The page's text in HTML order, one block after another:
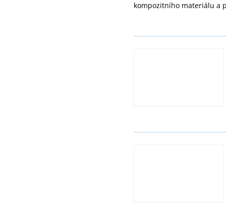
kompozitního materiálu a